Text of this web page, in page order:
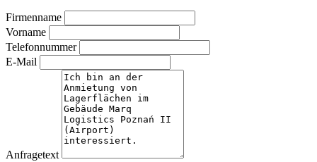
Firmenname
Vorname
Telefonnummer
E-Mail
Anfragetext